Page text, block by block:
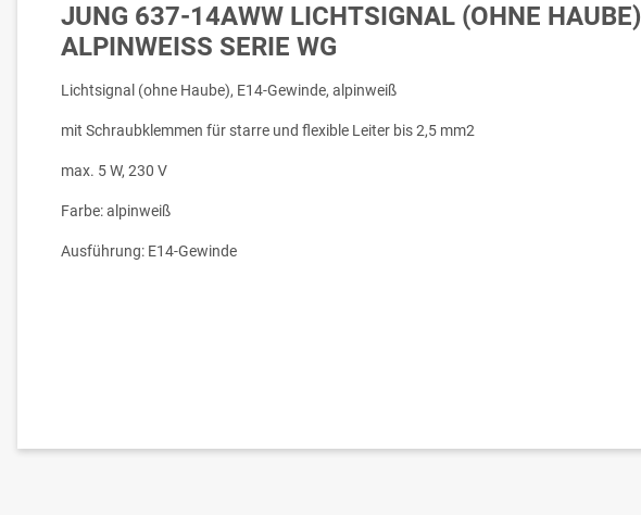
JUNG 637-14AWW LICHTSIGNAL (OHNE HAUBE)
ALPINWEISS SERIE WG
Lichtsignal (ohne Haube), E14-Gewinde, alpinweiß
mit Schraubklemmen für starre und flexible Leiter bis 2,5 mm2
max. 5 W, 230 V
Farbe: alpinweiß
Ausführung: E14-Gewinde